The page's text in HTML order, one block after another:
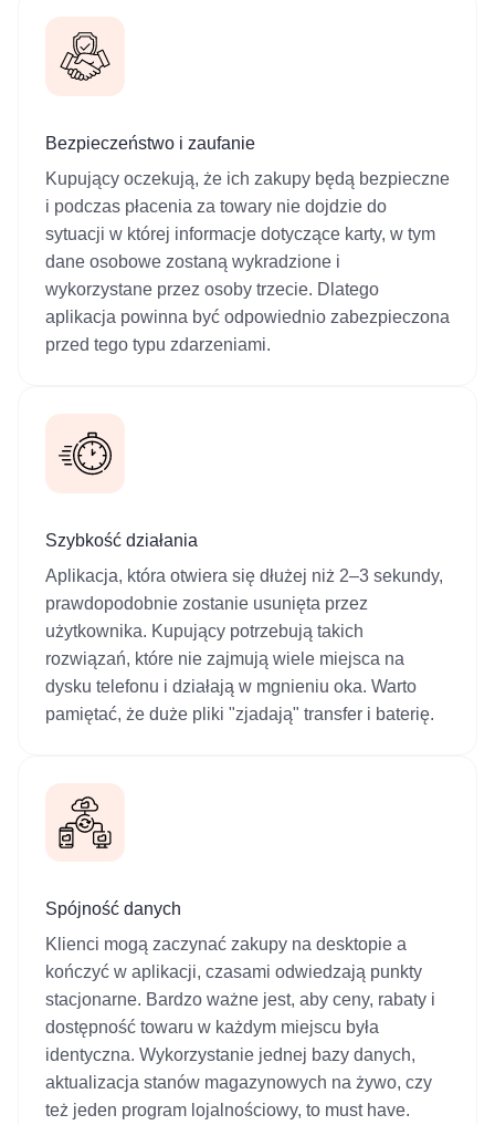
Bezpieczeństwo i zaufanie
Kupujący oczekują, że ich zakupy będą bezpieczne
i podczas płacenia za towary nie dojdzie do
sytuacji w której informacje dotyczące karty, w tym
dane osobowe zostaną wykradzione i
wykorzystane przez osoby trzecie. Dlatego
aplikacja powinna być odpowiednio zabezpieczona
przed tego typu zdarzeniami.
Szybkość działania
Aplikacja, która otwiera się dłużej niż 2–3 sekundy,
prawdopodobnie zostanie usunięta przez
użytkownika. Kupujący potrzebują takich
rozwiązań, które nie zajmują wiele miejsca na
dysku telefonu i działają w mgnieniu oka. Warto
pamiętać, że duże pliki "zjadają" transfer i baterię.
Spójność danych
Klienci mogą zaczynać zakupy na desktopie a
kończyć w aplikacji, czasami odwiedzają punkty
stacjonarne. Bardzo ważne jest, aby ceny, rabaty i
dostępność towaru w każdym miejscu była
identyczna. Wykorzystanie jednej bazy danych,
aktualizacja stanów magazynowych na żywo, czy
też jeden program lojalnościowy, to must have.